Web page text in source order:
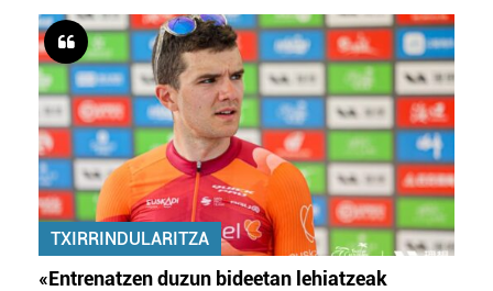
TXIRRINDULARITZA
«Entrenatzen duzun bideetan lehiatzeak